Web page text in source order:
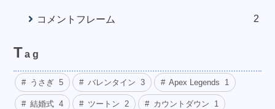
コメントフレーム 2
Tag
うさぎ 5 バレンタイン 3 Apex Legends 1
結婚式 4 ツートン 2 カウントダウン 1